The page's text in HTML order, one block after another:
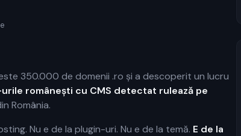
350.000 de domenii .ro și a descoperit un lucru
românești cu CMS detectat rulează pe
România.
Nu e de la plugin-uri. Nu e de la temă. E de la